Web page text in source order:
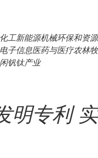
工新能源机械环保和资源
电子信息医药与医疗农林
钒钛产业
明专利